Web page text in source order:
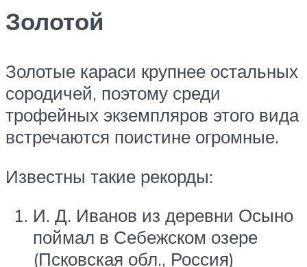
Золотой
Золотые караси крупнее остальных
сородичей, поэтому среди
трофейных экземпляров этого вида
встречаются поистине огромные.
Известны такие рекорды:
И. Д. Иванов из деревни Осыно
поймал в Себежском озере
(Псковская обл., Россия)